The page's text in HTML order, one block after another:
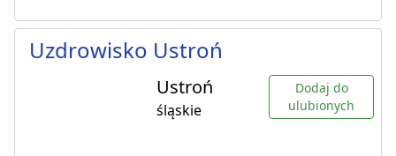
Uzdrowisko Ustroń
Ustroń
śląskie
Dodaj do
ulubionych